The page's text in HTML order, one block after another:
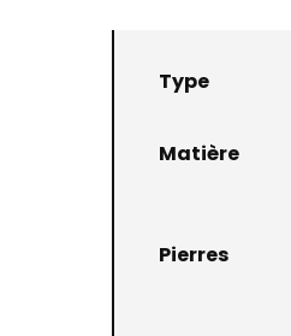
Type
Matière
Pierres